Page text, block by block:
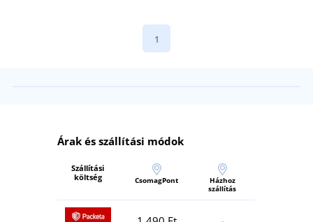
1
Árak és szállítási módok
Szállítási
költség
CsomagPont
Házhoz
szállítás